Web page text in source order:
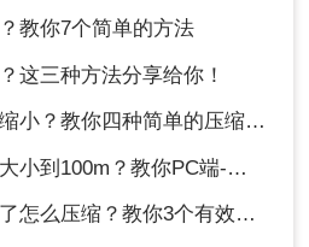
开始转换。
教你7个简单的方法
这三种方法分享给你！
？教你四种简单的压缩方法！
？教你PC端-移动端压缩方式！
压缩？教你3个有效压缩方法！